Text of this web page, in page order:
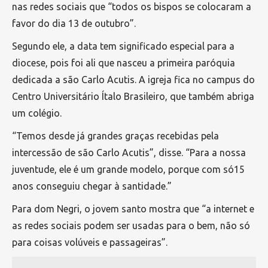
nas redes sociais que “todos os bispos se colocaram a
favor do dia 13 de outubro”.
Segundo ele, a data tem significado especial para a
diocese, pois foi ali que nasceu a primeira paróquia
dedicada a são Carlo Acutis. A igreja fica no campus do
Centro Universitário Ítalo Brasileiro, que também abriga
um colégio.
“Temos desde já grandes graças recebidas pela
intercessão de são Carlo Acutis”, disse. “Para a nossa
juventude, ele é um grande modelo, porque com só15
anos conseguiu chegar à santidade.”
Para dom Negri, o jovem santo mostra que “a internet e
as redes sociais podem ser usadas para o bem, não só
para coisas volúveis e passageiras”.